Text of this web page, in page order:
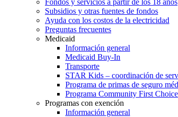
Subsidios y otras fuentes de fondos
Ayuda con los costos de la electricidad
Preguntas frecuentes
Medicaid
Información general
Medicaid Buy-In
Transporte
STAR Kids – coordinación de
Programa de primas de seguro
Programa Community First Choice
Programas con exención
Información general